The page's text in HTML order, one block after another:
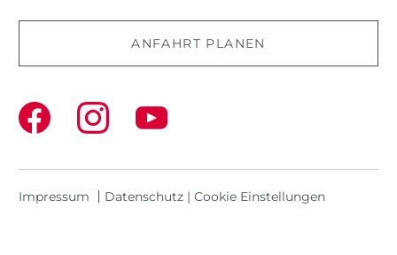
ANFAHRT PLANEN
Impressum Datenschutz | Cookie Einstellungen